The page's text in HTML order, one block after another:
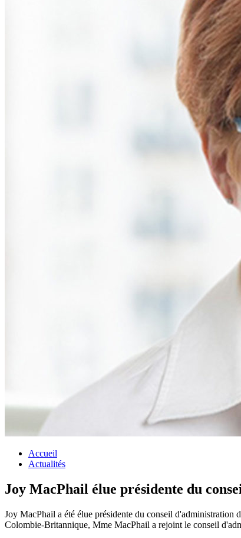
Accueil
Actualités
Joy MacPhail élue présidente du
Joy MacPhail a été élue présidente du conseil
Colombie-Britannique, Mme MacPhail a rejoint le conseil